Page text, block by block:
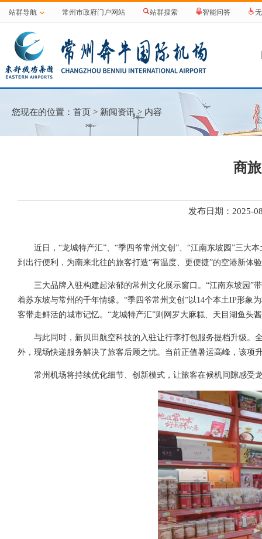
站群导航 常州市政府门户网站 站群搜索 智能问答
您现在的位置： 首页 > 新闻资讯 > 内容
商
发布日期：2025-
近日，“龙城特产汇”、“季四爷常州文创”、“江南东坡园”三
到出行便利，为南来北往的旅客打造“有温度、更便捷”的空港新体
三大品牌入驻构建起浓郁的常州文化展示窗口。“江南东坡园”
着苏东坡与常州的千年情缘。“季四爷常州文创”以14个本土IP形象
客带走鲜活的城市记忆。“龙城特产汇”则网罗大麻糕、天目湖鱼头
与此同时，新贝田航空科技的入驻让行李打包服务提档升级。
外，现场快递服务解决了旅客后顾之忧。当前正值暑运高峰，该项
常州机场将持续优化细节、创新模式，让旅客在候机间隙感受